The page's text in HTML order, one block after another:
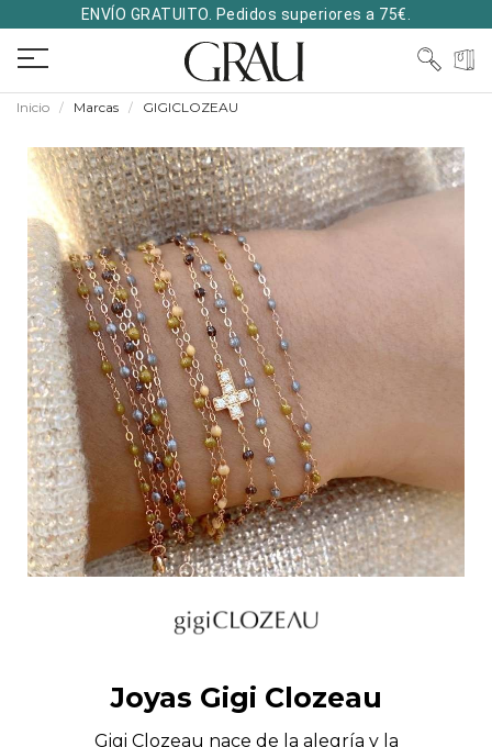
ENVÍO GRATUITO. Pedidos superiores a 75€.
Inicio Marcas GIGICLOZEAU
Joyas Gigi Clozeau
Gigi Clozeau nace de la alegría y la